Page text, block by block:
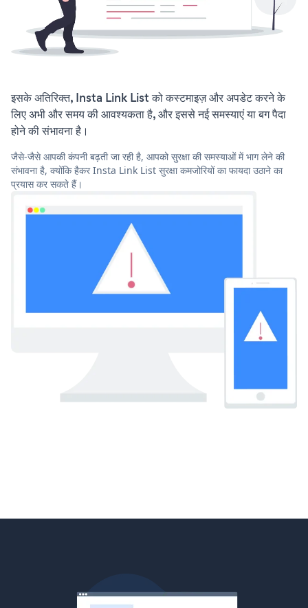
इसके अतिरिक्त, Insta Link List को कस्टमाइज़ और अपडेट करने के
लिए अभी और समय की आवश्यकता है, और इससे नई समस्याएं या बग पैदा
होने की संभावना है।
जैसे-जैसे आपकी कंपनी बढ़ती जा रही है, आपको सुरक्षा की समस्याओं में भाग लेने की
संभावना है, क्योंकि हैकर Insta Link List सुरक्षा कमजोरियों का फायदा उठाने का
प्रयास कर सकते हैं।